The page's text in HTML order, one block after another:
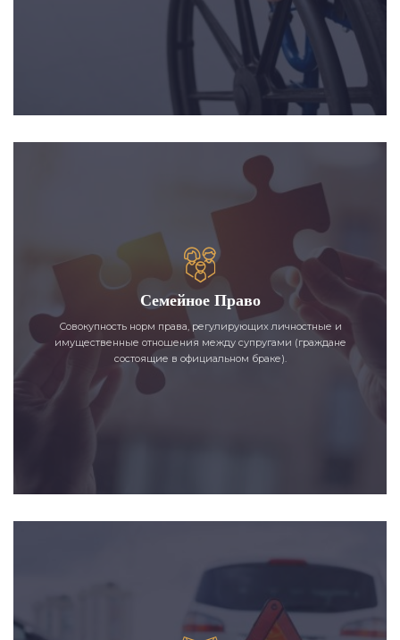
Семейное Право
Совокупность норм права, регулирующих личностные и
имущественные отношения между супругами (граждане
состоящие в официальном браке).